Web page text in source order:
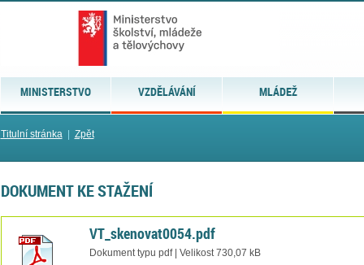
MINISTERSTVO VZDĚLÁVÁNÍ MLÁDEŽ
Titulní stránka| Zpět
DOKUMENT KE STAŽENÍ
VT_skenovat0054.pdf
Dokument typu pdf | Velikost 730,07 kB